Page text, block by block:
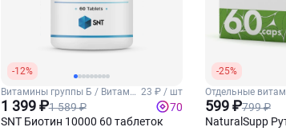
-12%
Витамины группы Б / Витамин
Б7 (Биотин)
23 ₽ / шт
1 399 ₽1 589 ₽
70
SNT Биотин 10000 60 таблеток
-25%
Отдельные
599 ₽799 ₽
NaturalSupp